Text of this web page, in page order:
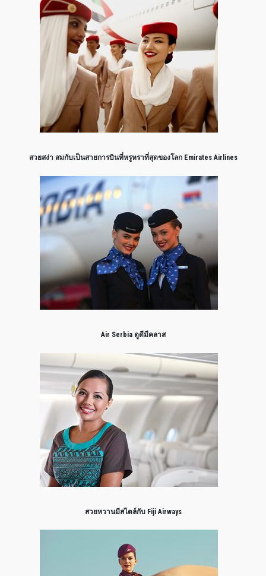
สวยสง่า สมกับเป็นสายการบินที่หรูหราที่สุดของโลก Emirates Airlines
Air Serbia ดูดีมีคลาส
สวยหวานมีสไตล์กับ Fiji Airways